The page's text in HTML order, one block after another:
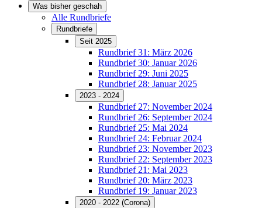
Was bisher geschah
Alle Rundbriefe
Rundbriefe
Seit 2025
Rundbrief 31: März 2026
Rundbrief 30: Januar 2026
Rundbrief 29: Juni 2025
Rundbrief 28: Januar 2025
2023 - 2024
Rundbrief 27: November 2024
Rundbrief 26: September 2024
Rundbrief 25: Mai 2024
Rundbrief 24: Februar 2024
Rundbrief 23: November 2023
Rundbrief 22: September 2023
Rundbrief 21: Mai 2023
Rundbrief 20: März 2023
Rundbrief 19: Januar 2023
2020 - 2022 (Corona)